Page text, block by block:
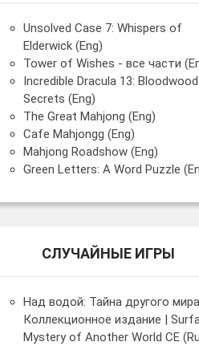
Unsolved Case 7: Whispers of
Elderwick (Eng)
Tower of Wishes - все части
Incredible Dracula 13: Bloodwood
Secrets (Eng)
The Great Mahjong (Eng)
Cafe Mahjongg (Eng)
Mahjong Roadshow (Eng)
Green Letters: A Word Puzzle
СЛУЧАЙНЫЕ ИГРЫ
Над водой: Тайна другого мира.
Коллекционное издание |
Mystery of Another World CE